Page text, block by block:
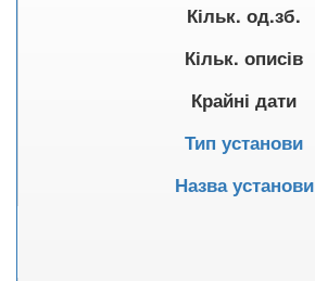
Кільк. од.зб.
Кільк. описів
Крайні дати
Тип установи
Назва установи